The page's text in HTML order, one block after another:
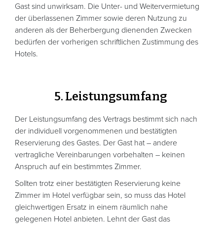
Gast sind unwirksam. Die Unter- und Weitervermietung
der überlassenen Zimmer sowie deren Nutzung zu
anderen als der Beherbergung dienenden Zwecken
bedürfen der vorherigen schriftlichen Zustimmung des
Hotels.
5. Leistungsumfang
Der Leistungsumfang des Vertrags bestimmt sich nach
der individuell vorgenommenen und bestätigten
Reservierung des Gastes. Der Gast hat – andere
vertragliche Vereinbarungen vorbehalten – keinen
Anspruch auf ein bestimmtes Zimmer.
Sollten trotz einer bestätigten Reservierung keine
Zimmer im Hotel verfügbar sein, so muss das Hotel
gleichwertigen Ersatz in einem räumlich nahe
gelegenen Hotel anbieten. Lehnt der Gast das